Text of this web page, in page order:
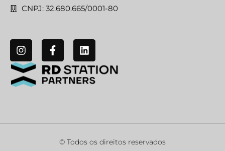
CNPJ: 32.680.665/0001-80
© Todos os direitos reservados